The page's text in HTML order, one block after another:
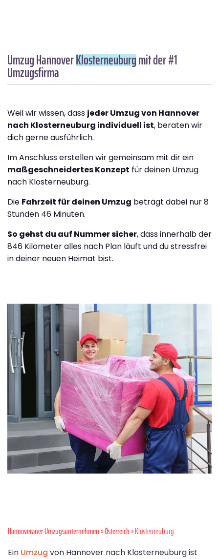
Umzug HannoverKlosterneuburgmit der #1
Umzugsfirma
Weil wir wissen, dass jeder Umzug von Hannover
nach Klosterneuburg individuell ist, beraten wir
dich gerne ausführlich.
Im Anschluss erstellen wir gemeinsam mit dir ein
maßgeschneidertes Konzept für deinen Umzug
nach Klosterneuburg.
Die Fahrzeit für deinen Umzug beträgt dabei nur 8
Stunden 46 Minuten.
So gehst du auf Nummer sicher, dass innerhalb der
846 Kilometer alles nach Plan läuft und du stressfrei
in deiner neuen Heimat bist.
Hannoveraner Umzugsunternehmen»Österreich» Klosterneuburg
Ein Umzug von Hannover nach Klosterneuburg ist